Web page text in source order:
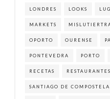
LONDRES LOOKS
MARKETS
OPORTO OURENSE
PONTEVEDRA PORTO
RECETAS RESTAURANTES
SANTIAGO DE COMPOSTELA